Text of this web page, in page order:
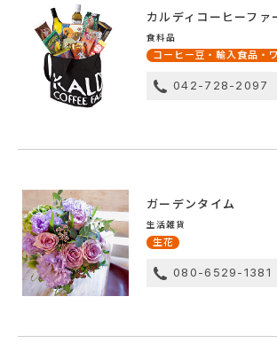
カルディコーヒーファ
食料品
コーヒー豆・輸入食品・
042-728-2097
ガーデンタイム
生活雑貨
生花
080-6529-1381